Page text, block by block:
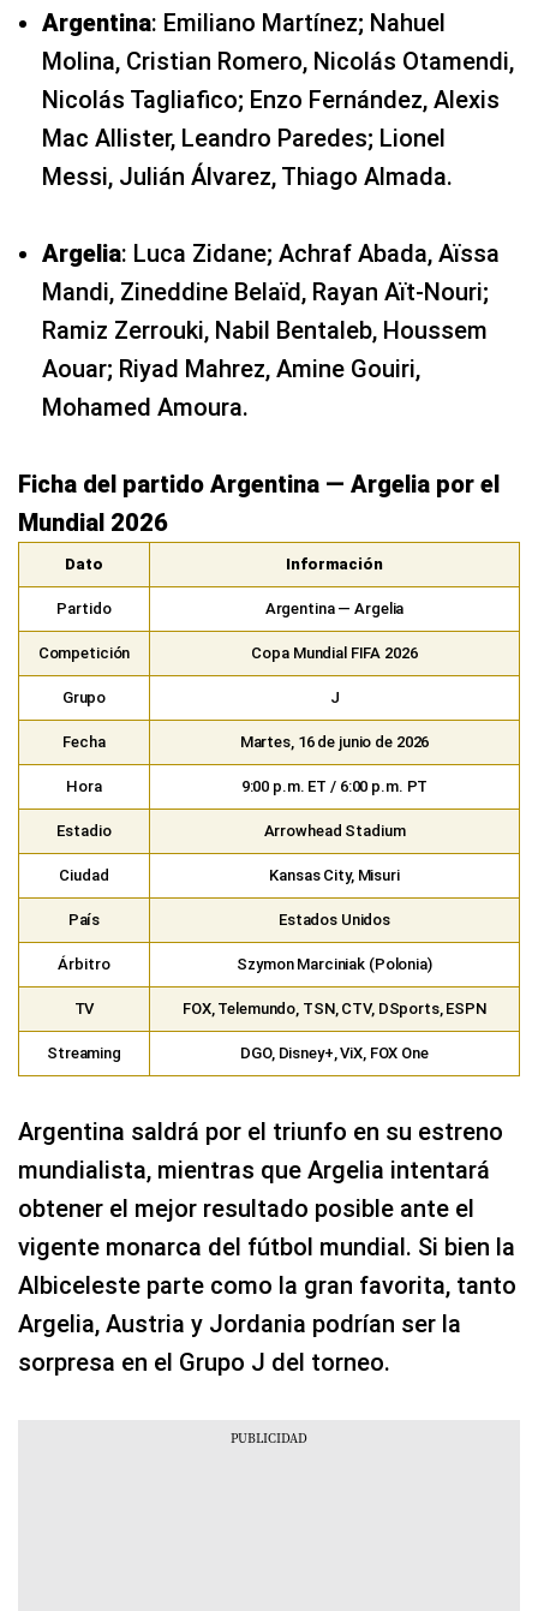
Argentina: Emiliano Martínez; Nahuel
Molina, Cristian Romero, Nicolás Otamendi,
Nicolás Tagliafico; Enzo Fernández, Alexis
Mac Allister, Leandro Paredes; Lionel
Messi, Julián Álvarez, Thiago Almada.
Argelia: Luca Zidane; Achraf Abada, Aïssa
Mandi, Zineddine Belaïd, Rayan Aït-Nouri;
Ramiz Zerrouki, Nabil Bentaleb, Houssem
Aouar; Riyad Mahrez, Amine Gouiri,
Mohamed Amoura.
Ficha del partido Argentina — Argelia por el
Mundial 2026
Dato Información
Partido Argentina — Argelia
Competición Copa Mundial FIFA 2026
Grupo J
Fecha Martes, 16 de junio de 2026
Hora 9:00 p.m. ET / 6:00 p.m. PT
Estadio Arrowhead Stadium
Ciudad Kansas City, Misuri
País Estados Unidos
Árbitro Szymon Marciniak (Polonia)
TV FOX, Telemundo, TSN, CTV, DSports, ESPN
Streaming DGO, Disney+, ViX, FOX One
Argentina saldrá por el triunfo en su estreno
mundialista, mientras que Argelia intentará
obtener el mejor resultado posible ante el
vigente monarca del fútbol mundial. Si bien la
Albiceleste parte como la gran favorita, tanto
Argelia, Austria y Jordania podrían ser la
sorpresa en el Grupo J del torneo.